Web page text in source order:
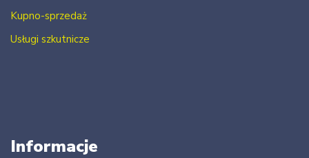
Kupno-sprzedaż
Usługi szkutnicze
Informacje